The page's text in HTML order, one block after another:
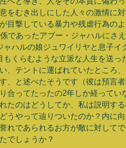
をむき出しにした人々の激情に
目撃している暴力や残虐行為の
であったアブー・ジャハルにさ
ハルの娘ジュワイリヤと息子イ
くらむような立派な人生を送っ
、テントに運ばれていたところ
、と述べたそうです（彼は預言
合ってたったの2年しか経ってい
たのはどうしてか、私は説明す
うやって辿りついたのか？内に
れであられるお方が敵に対して
でしょうか？